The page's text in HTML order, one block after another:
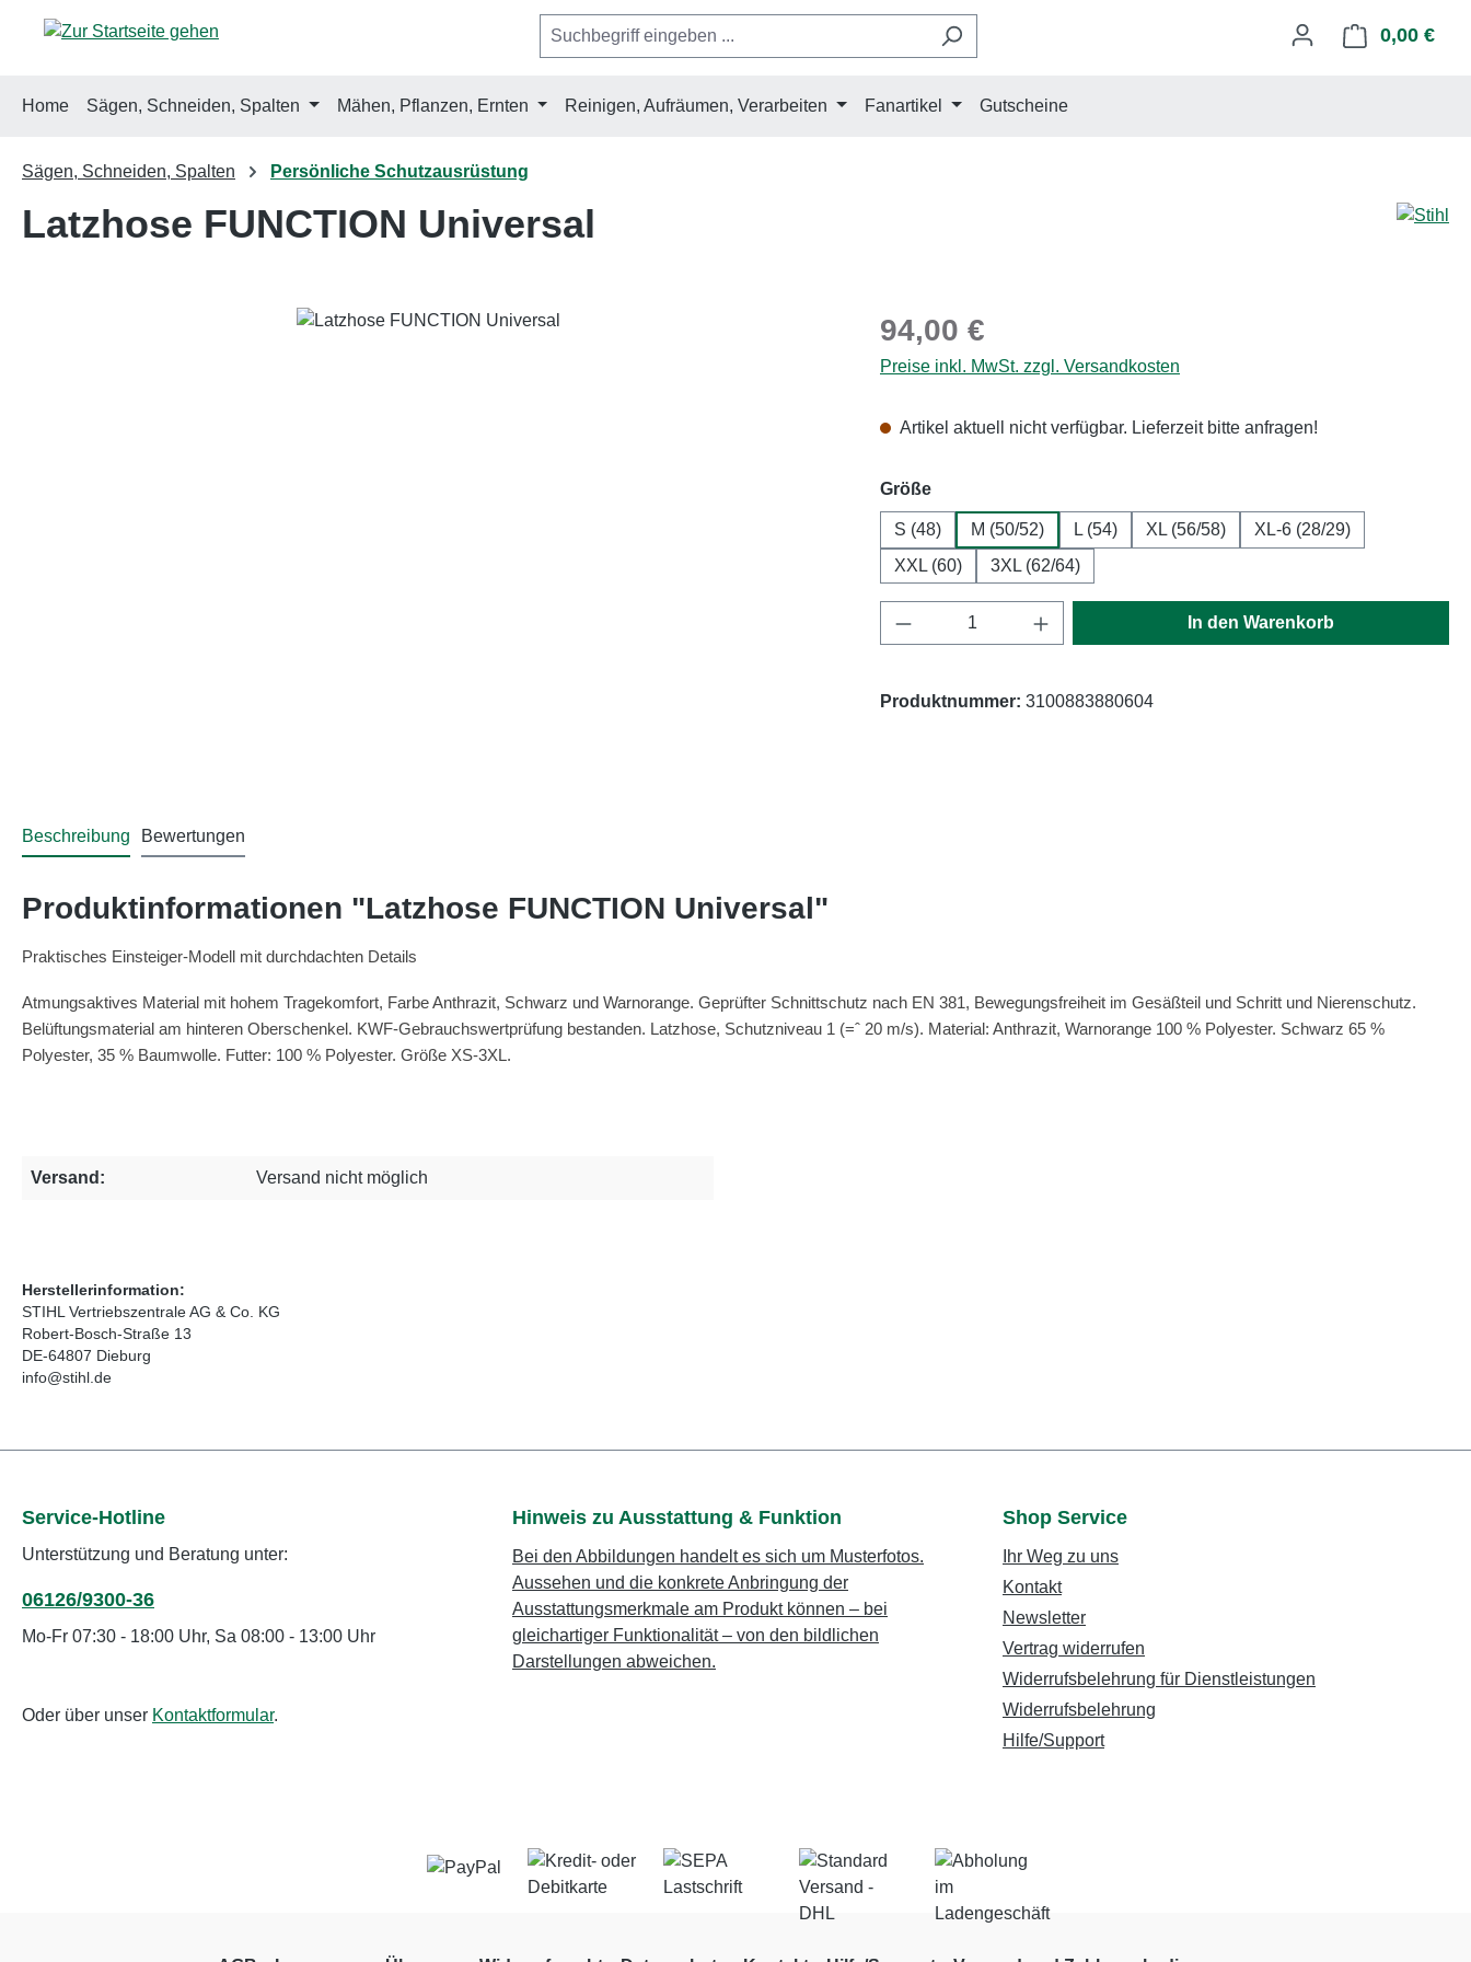
Hauptinhalt springen
Zur Suche springen
Zur Hauptnavigation springen 0,00 €
Home Sägen, Schneiden, Spalten Mähen, Pflanzen, Ernten Reinigen, Aufräumen, Verarbeiten Fanartikel Gutscheine
Sägen, Schneiden, Spalten Persönliche Schutzausrüstung
Latzhose FUNCTION Universal
Regulärer Preis:
94,00 €
Preise inkl. MwSt. zzgl. Versandkosten
Artikel aktuell nicht verfügbar. Lieferzeit bitte anfragen!
Größeauswählen
S (48) M (50/52) L (54) XL (56/58)
XL-6 (28/29)
XXL (60)
3XL (62/64)
Produkt Anzahl: Gib den gewünschten Wert ein
In den Warenkorb
Produktnummer: 3100883880604
Beschreibung Bewertungen
Produktinformationen "Latzhose FUNCTION Universal"
Praktisches Einsteiger-Modell mit durchdachten Details
Atmungsaktives Material mit hohem Tragekomfort, Farbe Anthrazit, Schwarz und Warnorange. Geprüfter Schnittschutz nach EN 381, Bewegungsfreiheit im Gesäßteil und Schritt und Nierenschutz.
Belüftungsmaterial am hinteren Oberschenkel. KWF-Gebrauchswertprüfung bestanden. Latzhose, Schutzniveau 1 (=ˆ 20 m/s). Material: Anthrazit, Warnorange 100 % Polyester. Schwarz 65 %
Polyester, 35 % Baumwolle. Futter: 100 % Polyester. Größe XS-3XL.
Versand: Versand nicht möglich
Herstellerinformation:
STIHL Vertriebszentrale AG & Co. KG
Robert-Bosch-Straße 13
DE-64807 Dieburg
info@stihl.de
Service-Hotline
Unterstützung und Beratung unter:
06126/9300-36
Mo-Fr 07:30 - 18:00 Uhr, Sa 08:00 - 13:00 Uhr
Oder über unser Kontaktformular.
Hinweis zu Ausstattung & Funktion
Bei den Abbildungen handelt es sich um Musterfotos.
Aussehen und die konkrete Anbringung der
Ausstattungsmerkmale am Produkt können – bei
gleichartiger Funktionalität – von den bildlichen
Darstellungen abweichen.
Shop Service
Ihr Weg zu uns
Kontakt
Newsletter
Vertrag widerrufen
Widerrufsbelehrung für Dienstleistungen
Widerrufsbelehrung
Hilfe/Support